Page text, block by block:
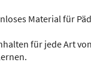
Material für
für jede Art